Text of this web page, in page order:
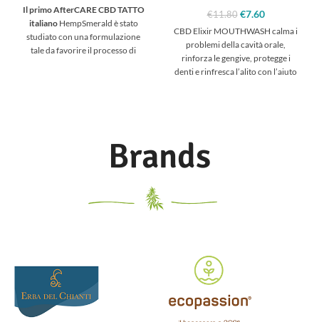
Il primo AfterCARE CBD TATTO
italianoHempSmerald è stato
studiato con una formulazione
tale da favorire il processo di
tatuaggio e le mani siano puliti
prima dell'applicazione. SENZA
€11.80
Il prezzo
originale era:
€11.80.
€7.60
attuale è:
€7.60.
CBD Elixir MOUTHWASH calma i
problemi della cavità orale,
rinforza le gengive, protegge i
denti e rinfresca l’alito con l’aiuto
Brands